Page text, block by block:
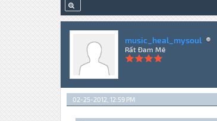
music_heal_mysoul
Rất Đam Mê
02-25-2012, 12:59 PM